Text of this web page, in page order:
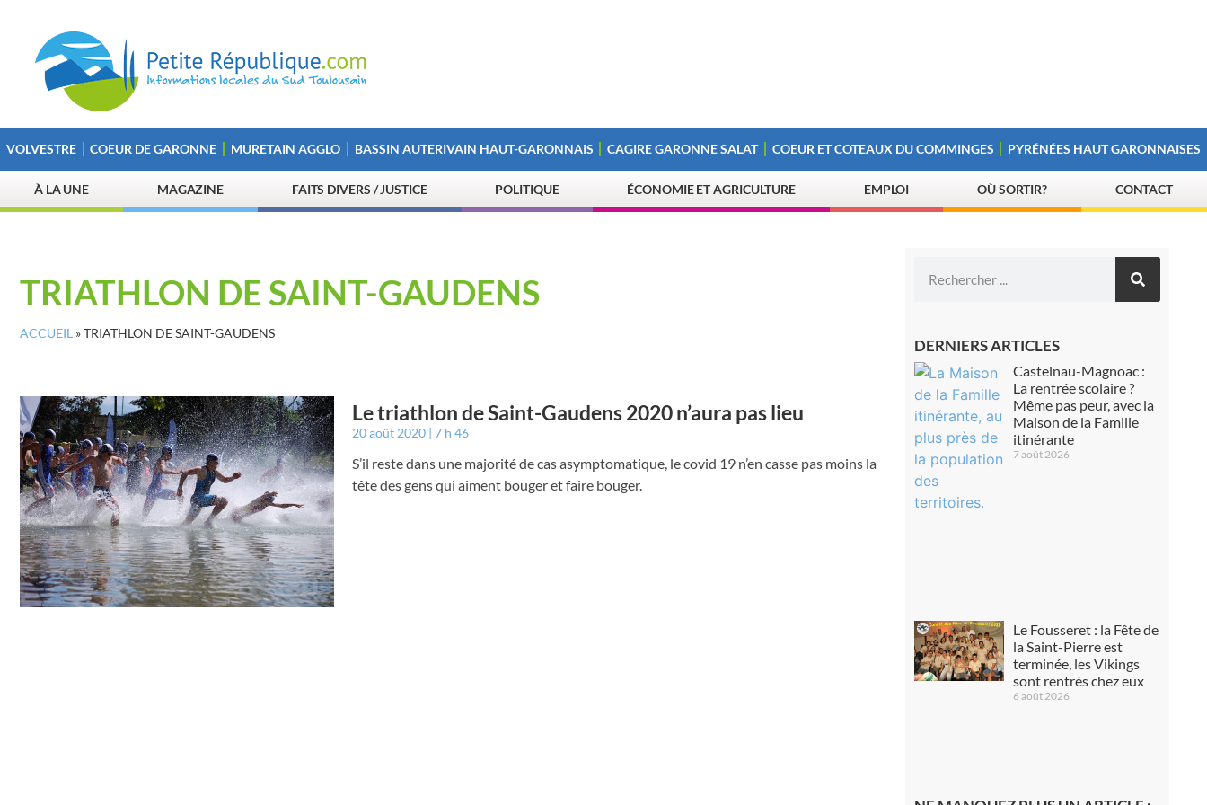
VOLVESTRE COEUR DE GARONNE MURETAIN AGGLO BASSIN AUTERIVAIN HAUT-GARONNAIS CAGIRE GARONNE SALAT COEUR ET COTEAUX DU COMMINGES PYRÉNÉES HAUT GARONNAISES
À LA UNE MAGAZINE FAITS DIVERS / JUSTICE POLITIQUE ÉCONOMIE ET AGRICULTURE EMPLOI OÙ SORTIR? CONTACT
TRIATHLON DE SAINT-GAUDENS
ACCUEIL »TRIATHLON DE SAINT-GAUDENS
Le triathlon de Saint-Gaudens 2020 n’aura pas lieu
20 août 2020 7 h 46
S’il reste dans une majorité de cas asymptomatique, le covid 19 n’en casse pas moins la
tête des gens qui aiment bouger et faire bouger.
DERNIERS ARTICLES
Castelnau-Magnoac :
La rentrée scolaire ?
Même pas peur, avec la
Maison de la Famille
itinérante
7 août 2026
Le Fousseret : la Fête de
la Saint-Pierre est
terminée, les Vikings
sont rentrés chez eux
6 août 2026